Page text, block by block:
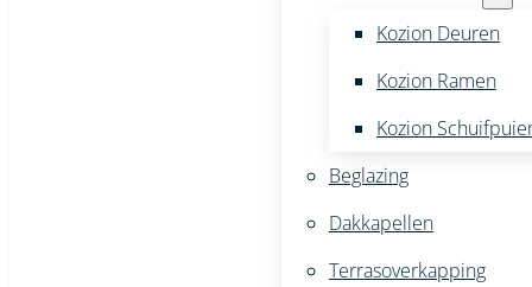
Kozion Deuren
Kozion Ramen
Kozion
Beglazing
Dakkapellen
Terrasoverkapping